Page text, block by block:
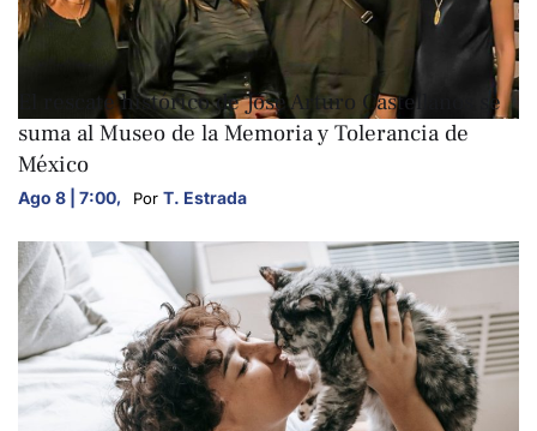
ARTE Y CULTURA
El rescate histórico de José Arturo Castellanos se
suma al Museo de la Memoria y Tolerancia de
México
Ago 8 | 7:00, Por T. Estrada